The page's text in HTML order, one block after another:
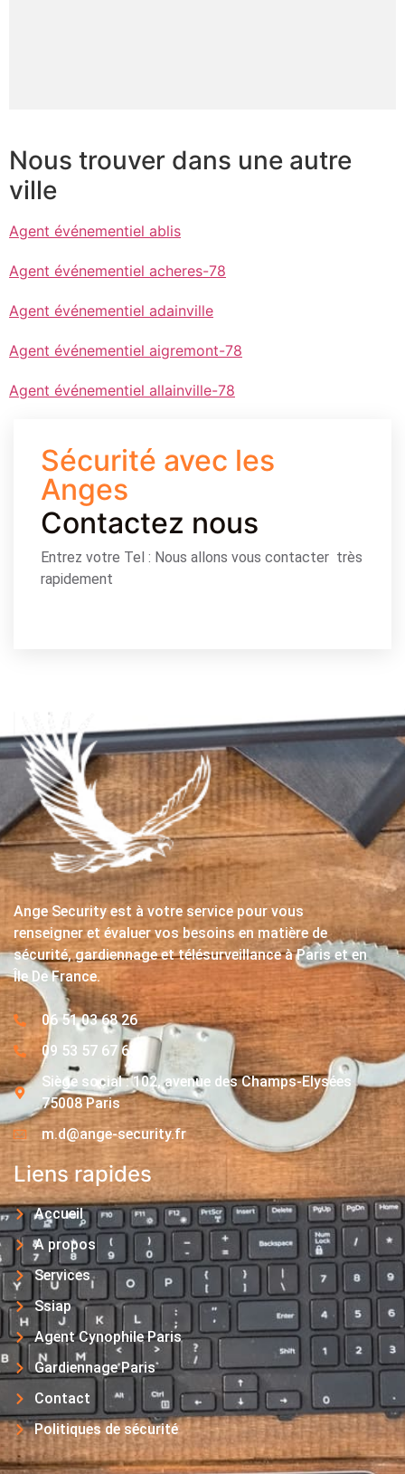
Nous trouver dans une autre
ville
Agent événementiel ablis
Agent événementiel acheres-78
Agent événementiel adainville
Agent événementiel aigremont-78
Agent événementiel allainville-78
Sécurité avec les
Anges
Contactez nous
Entrez votre Tel : Nous allons vous contacter très
rapidement
Ange Security est à votre service pour vous
renseigner et évaluer vos besoins en matière de
sécurité, gardiennage et télésurveillance à Paris et en
Île De France.
06 51 03 68 26
09 53 57 67 63
Siège social : 102, avenue des Champs-Elysées
75008 Paris
m.d@ange-security.fr
Liens rapides
Accueil
A propos
Services
Ssiap
Agent Cynophile Paris
Gardiennage Paris
Contact
Politiques de sécurité